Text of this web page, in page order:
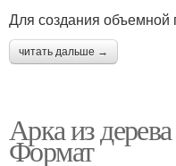
Для создания объемной
читать дальше →
Арка из
Формат